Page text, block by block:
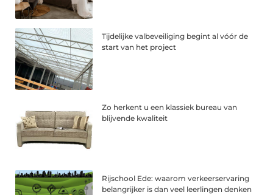
Tijdelijke valbeveiliging begint al vóór de
start van het project
Zo herkent u een klassiek bureau van
blijvende kwaliteit
Rijschool Ede: waarom verkeerservaring
belangrijker is dan veel leerlingen denken